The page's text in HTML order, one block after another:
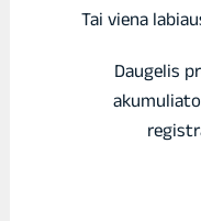
Tai viena
Daugelis